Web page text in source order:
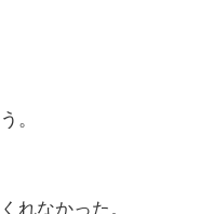
。
れなかった。